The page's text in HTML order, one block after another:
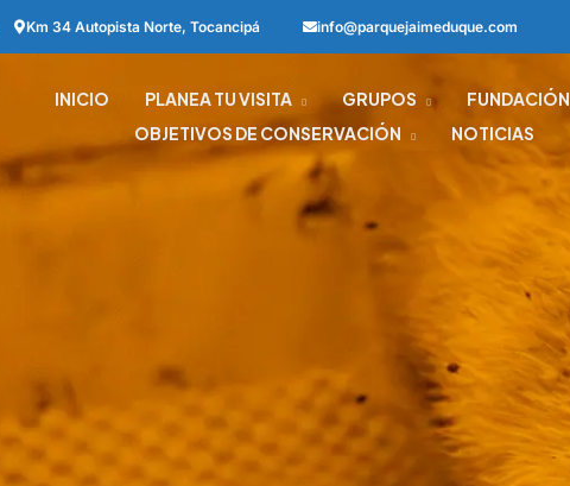
Km 34 Autopista Norte, Tocancipá info@parquejaimeduque.com
INICIO PLANEA TU VISITA GRUPOS
FUNDACIÓN
OBJETIVOS DE CONSERVACIÓN
NOTICIAS